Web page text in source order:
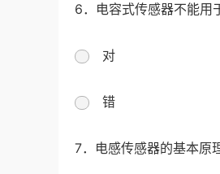
6．电容式传感器不能用
对
错
7．电感传感器的基本原